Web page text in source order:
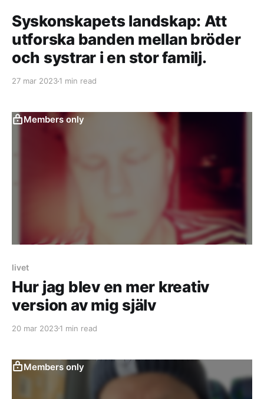
Syskonskapets landskap: Att
utforska banden mellan bröder
och systrar i en stor familj.
27 mar 20231 min read
Members only
livet
Hur jag blev en mer kreativ
version av mig själv
20 mar 20231 min read
Members only